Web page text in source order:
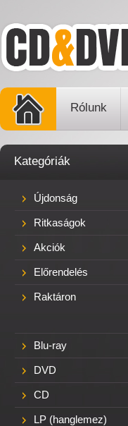
Rólunk
Kategóriák
Újdonság
Ritkaságok
Akciók
Előrendelés
Raktáron
Blu-ray
DVD
CD
LP (hanglemez)